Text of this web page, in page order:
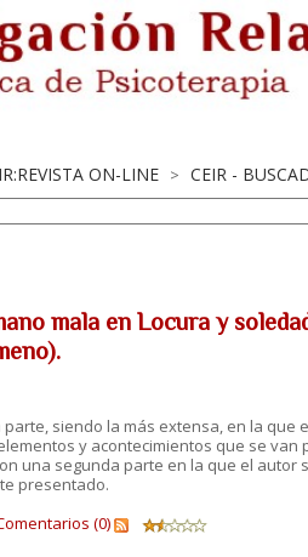
ON-LINE > CEIR -
mala en Locura y
siendo la más extensa, en la
y acontecimientos que se
una segunda parte en la que el
presentado.
(0)